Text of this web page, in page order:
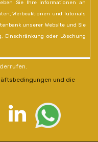
Sie Ihre Informationen an
Werbeaktionen und Tutorials
unserer Website und Sie
Einschränkung oder Löschung
und die